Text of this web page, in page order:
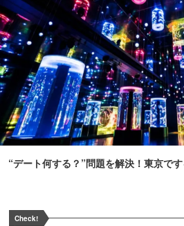
“デート何する？”問題を解決！東京で
Check!